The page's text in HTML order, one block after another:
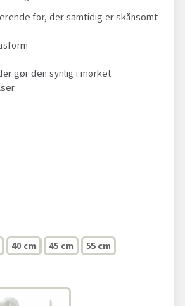
for, der samtidig er skånsomt
gør den synlig i mørket
40 cm 45 cm 55 cm